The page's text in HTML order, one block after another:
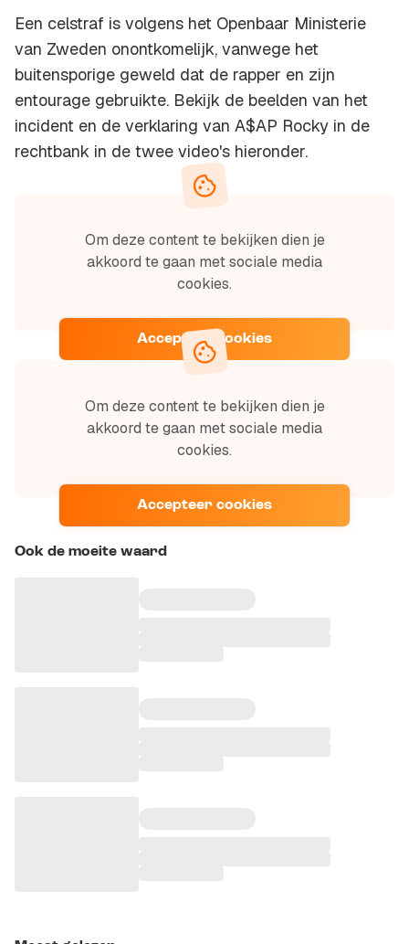
Een celstraf is volgens het Openbaar Ministerie
van Zweden onontkomelijk, vanwege het
buitensporige geweld dat de rapper en zijn
entourage gebruikte. Bekijk de beelden van het
incident en de verklaring van A$AP Rocky in de
rechtbank in de twee video's hieronder.
Om deze content te bekijken dien je
akkoord te gaan met sociale media
cookies.
Accepteer cookies
Om deze content te bekijken dien je
akkoord te gaan met sociale media
cookies.
Accepteer cookies
Ook de moeite waard